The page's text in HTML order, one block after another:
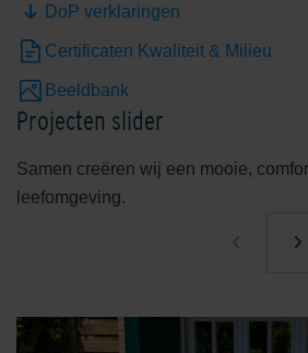
DoP verklaringen
Certificaten Kwaliteit & Milieu
Beeldbank
Projecten slider
Samen creëren wij een mooie,
leefomgeving.